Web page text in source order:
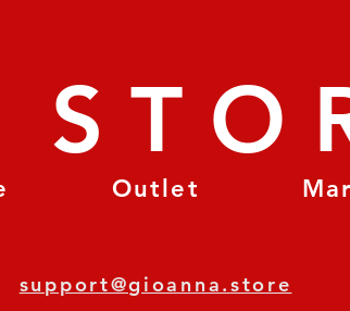
Outlet
support@gioanna.store